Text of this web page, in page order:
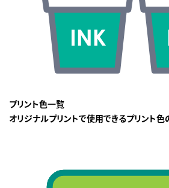
プリント色一覧
オリジナルプリントで使用できるプリント